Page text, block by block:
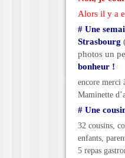
Alors il y a
# Une
Strasbourg
photos un
bonheur !
encore merci
Maminette
# Une
32 cousins,
enfants,
5 repas